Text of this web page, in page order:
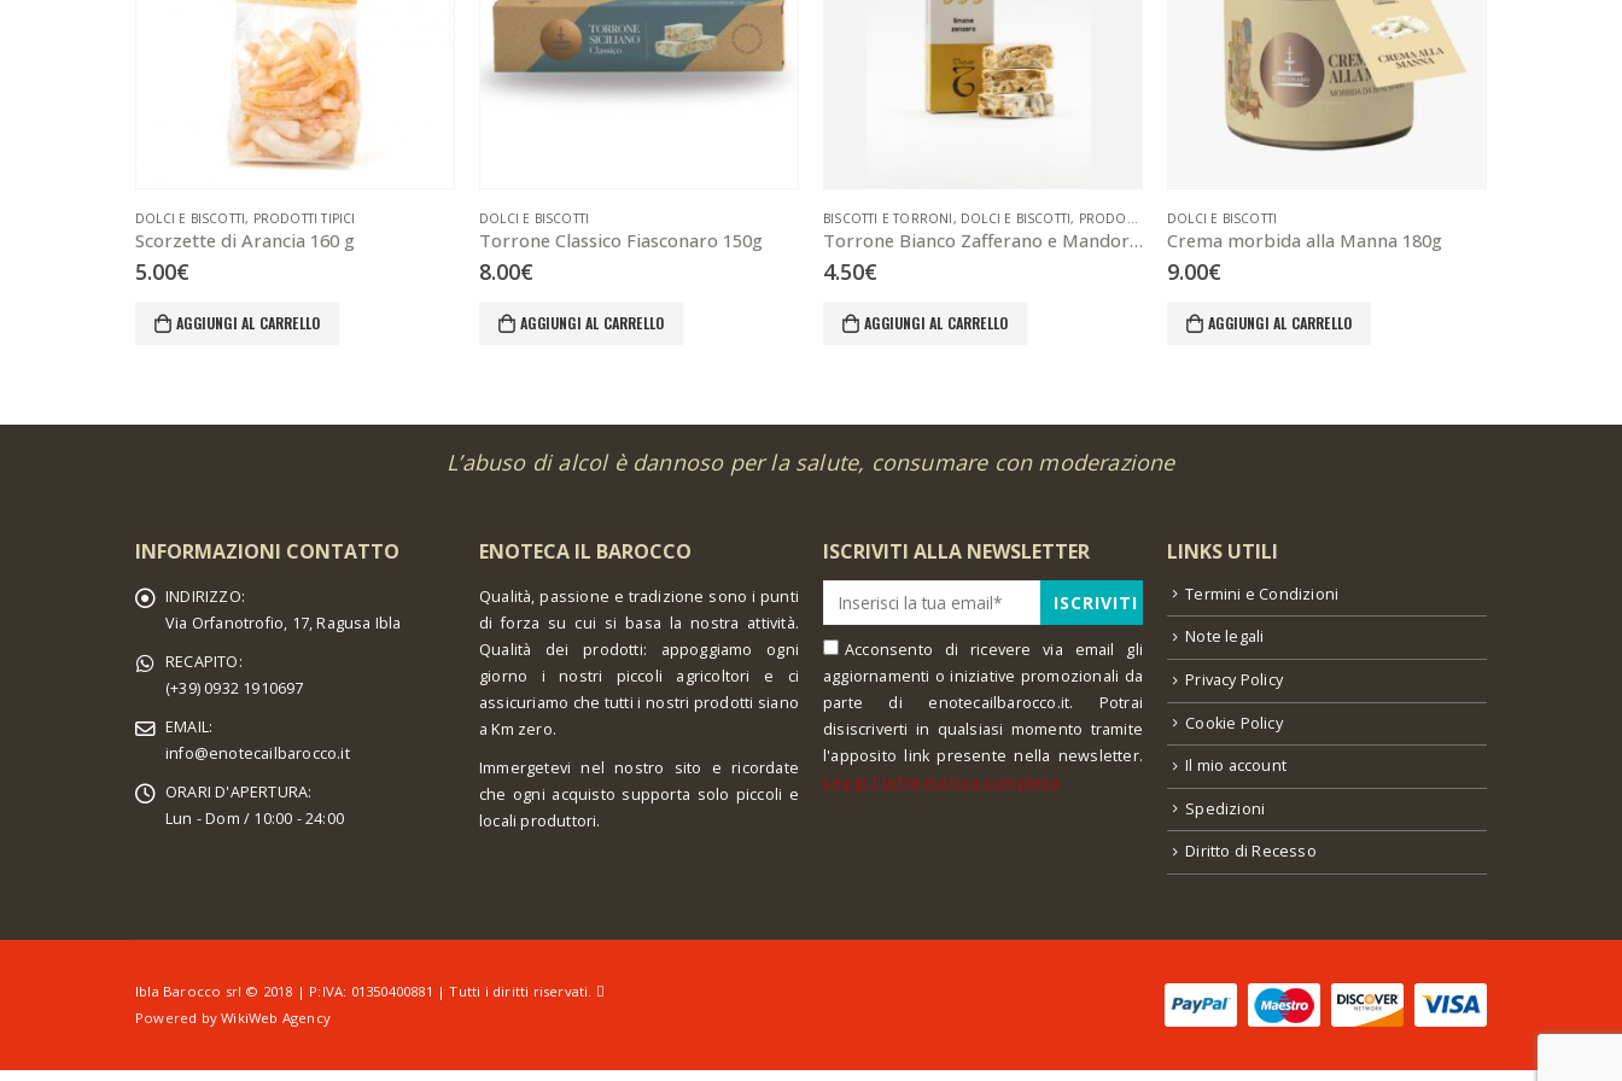
DOLCI E BISCOTTI, PRODOTTI TIPICI
Scorzette di Arancia 160 g
5.00€
AGGIUNGI AL CARRELLO
DOLCI E BISCOTTI
Torrone Classico Fiasconaro 150g
8.00€
AGGIUNGI AL CARRELLO
BISCOTTI E TORRONI, DOLCI E BISCOTTI, PRODOTTI TIPICI
Torrone Bianco Zafferano e Mandorle
4.50€
AGGIUNGI AL CARRELLO
DOLCI E BISCOTTI
Crema morbida alla Manna 180g
9.00€
AGGIUNGI AL CARRELLO
L’abuso di alcol è dannoso per la salute, consumare con moderazione
INFORMAZIONI CONTATTO
INDIRIZZO:
Via Orfanotrofio, 17, Ragusa Ibla
RECAPITO:
(+39) 0932 1910697
EMAIL:
info@enotecailbarocco.it
ORARI D'APERTURA:
Lun - Dom / 10:00 - 24:00
ENOTECA IL BAROCCO
Qualità, passione e tradizione sono i punti
di forza su cui si basa la nostra attività.
Qualità dei prodotti: appoggiamo ogni
giorno i nostri piccoli agricoltori e ci
assicuriamo che tutti i nostri prodotti siano
a Km zero.
Immergetevi nel nostro sito e ricordate
che ogni acquisto supporta solo piccoli e
locali produttori.
ISCRIVITI ALLA NEWSLETTER
Acconsento di ricevere via email gli
aggiornamenti o iniziative promozionali da
parte di enotecailbarocco.it. Potrai
disiscriverti in qualsiasi momento tramite
l'apposito link presente nella newsletter.
Leggi l'informativa completa
LINKS UTILI
Termini e Condizioni
Note legali
Privacy Policy
Cookie Policy
Il mio account
Spedizioni
Diritto di Recesso
Ibla Barocco srl © 2018 | P:IVA: 01350400881 | Tutti i diritti riservati.
Powered byWikiWeb Agency